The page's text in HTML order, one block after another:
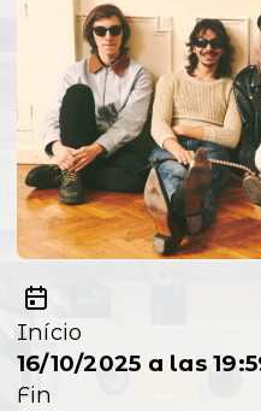
Início
16/10/2025 a las
Fin